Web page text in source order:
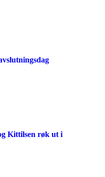
Kittilsen røk ut i